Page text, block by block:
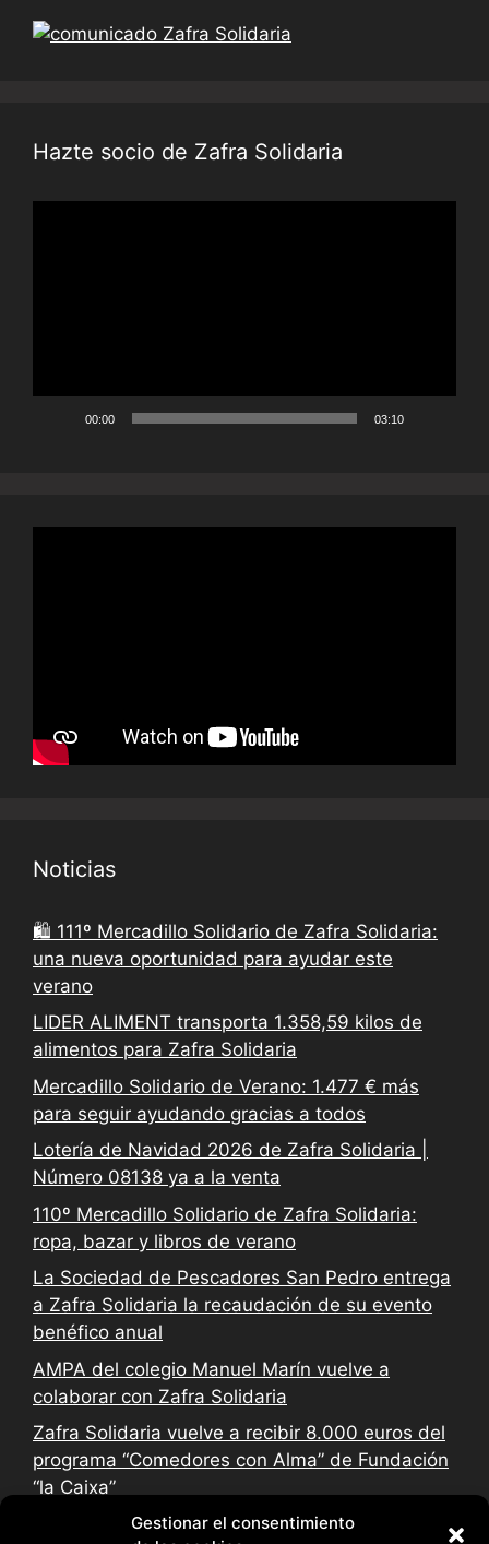
Gestionar el consentimiento
Hazte socio de Zafra Solidaria
00:00 03:10
Noticias
🛍️ 111º Mercadillo Solidario de Zafra Solidaria:
una nueva oportunidad para ayudar este
verano
LIDER ALIMENT transporta 1.358,59 kilos de
alimentos para Zafra Solidaria
Mercadillo Solidario de Verano: 1.477 € más
para seguir ayudando gracias a todos
Lotería de Navidad 2026 de Zafra Solidaria |
Número 08138 ya a la venta
110º Mercadillo Solidario de Zafra Solidaria:
ropa, bazar y libros de verano
La Sociedad de Pescadores San Pedro entrega
a Zafra Solidaria la recaudación de su evento
benéfico anual
AMPA del colegio Manuel Marín vuelve a
colaborar con Zafra Solidaria
Zafra Solidaria vuelve a recibir 8.000 euros del
programa “Comedores con Alma” de Fundación
“la Caixa”